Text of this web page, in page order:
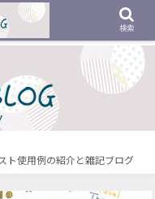
ト使用例の紹介と雑記ブログ
検索